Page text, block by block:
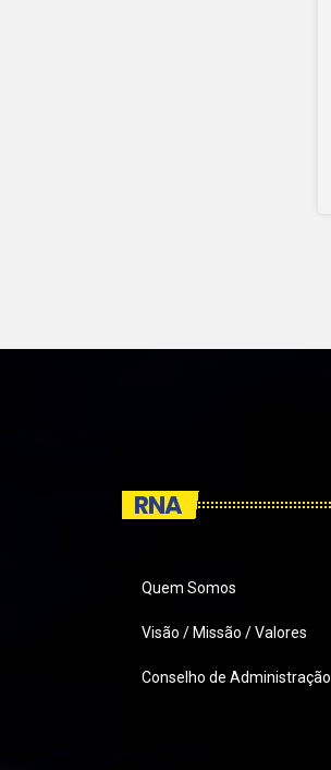
RNA
Quem Somos
Visão / Missão / Valores
Conselho de Administração